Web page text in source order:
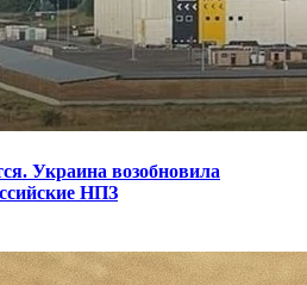
Украина возобновила
НПЗ